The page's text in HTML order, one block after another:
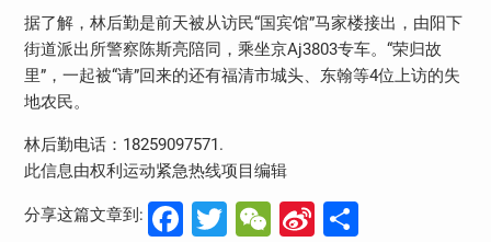
据了解，林后勤是前天被从访民“国宾馆”马家楼接出，由阳下
街道派出所警察陈斯亮陪同，乘坐京Aj3803专车。“荣归故
里”，一起被“请”回来的还有福清市城头、东翰等4位上访的失
地农民。
林后勤电话：18259097571.
此信息由权利运动紧急热线项目编辑
分享这篇文章到: Facebook
Twitter
WeChat
Sina分